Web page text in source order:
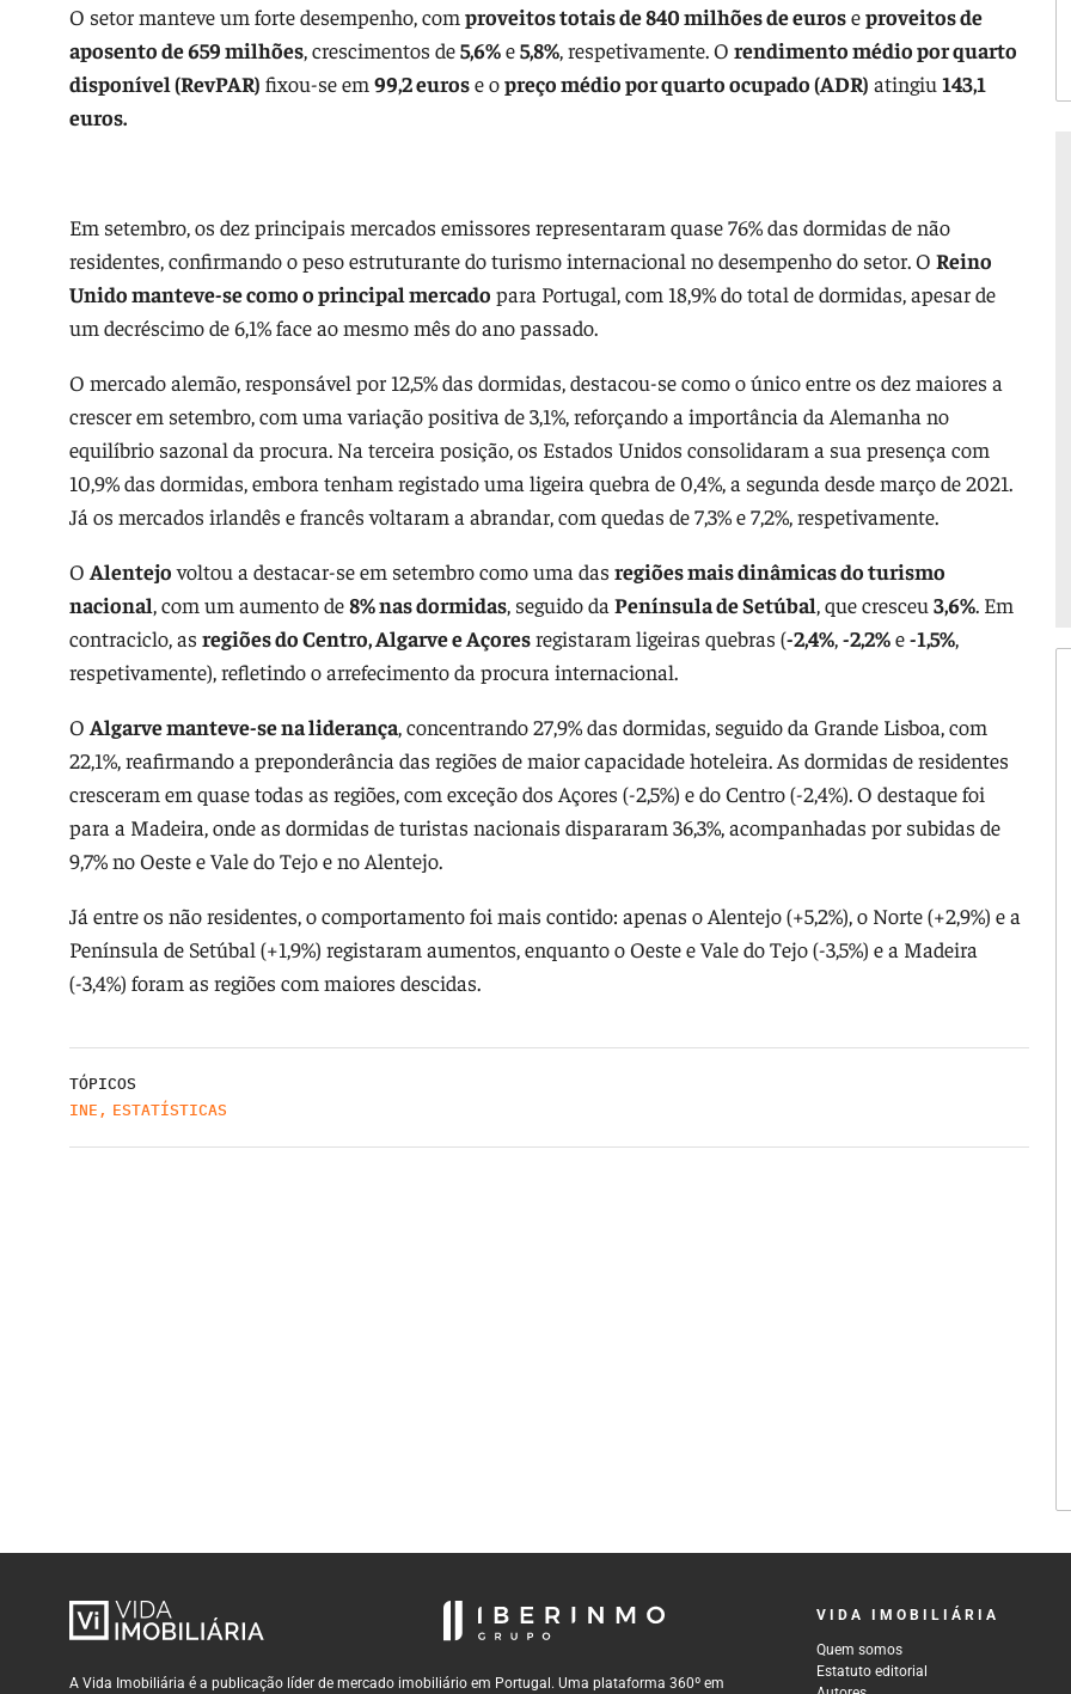
O setor manteve um forte desempenho, comproveitos totais de 840 milhões de euroseproveitos de
aposento de 659 milhões , crescimentos de5,6%e5,8% , respetivamente. Orendimento médio por quarto
disponível (RevPAR) fixou-se em99,2 eurose opreço médio por quarto ocupado (ADR) atingiu143,1
euros.
Em setembro, os dez principais mercados emissores representaram quase 76% das dormidas de não
residentes, confirmando o peso estruturante do turismo internacional no desempenho do setor. OReino
Unido manteve-se como o principal mercado para Portugal, com 18,9% do total de dormidas, apesar de
um decréscimo de 6,1% face ao mesmo mês do ano passado.
O mercado alemão, responsável por 12,5% das dormidas, destacou-se como o único entre os dez maiores a
crescer em setembro, com uma variação positiva de 3,1%, reforçando a importância da Alemanha no
equilíbrio sazonal da procura. Na terceira posição, os Estados Unidos consolidaram a sua presença com
10,9% das dormidas, embora tenham registado uma ligeira quebra de 0,4%, a segunda desde março de 2021.
Já os mercados irlandês e francês voltaram a abrandar, com quedas de 7,3% e 7,2%, respetivamente.
O Alentejovoltou a destacar-se em setembro como uma dasregiões mais dinâmicas do turismo
nacional , com um aumento de8% nas dormidas , seguido daPenínsula de Setúbal , que cresceu3,6% . Em
contraciclo, asregiões do Centro, Algarve e Açoresregistaram ligeiras quebras (-2,4% ,-2,2%e-1,5%
respetivamente), refletindo o arrefecimento da procura internacional.
O Algarve manteve-se na liderança , concentrando 27,9% das dormidas, seguido da Grande Lisboa, com
22,1%, reafirmando a preponderância das regiões de maior capacidade hoteleira. As dormidas de residentes
cresceram em quase todas as regiões, com exceção dos Açores (-2,5%) e do Centro (-2,4%). O destaque foi
para a Madeira, onde as dormidas de turistas nacionais dispararam 36,3%, acompanhadas por subidas de
9,7% no Oeste e Vale do Tejo e no Alentejo.
Já entre os não residentes, o comportamento foi mais contido: apenas o Alentejo (+5,2%), o Norte (+2,9%) e a
Península de Setúbal (+1,9%) registaram aumentos, enquanto o Oeste e Vale do Tejo (-3,5%) e a Madeira
(-3,4%) foram as regiões com maiores descidas.
TÓPICOS
INE , ESTATÍSTICAS
A Vida Imobiliária é a publicação líder de mercado imobiliário em Portugal. Uma plataforma 360º em
VIDA IMOBILIÁRIA
Quem somos
Estatuto editorial